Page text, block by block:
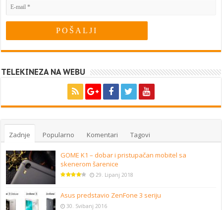
TELEKINEZA NA WEBU
Zadnje Popularno Komentari Tagovi
GOME K1 – dobar i pristupačan mobitel sa
skenerom šarenice
29. Lipanj 2018
Asus predstavio ZenFone 3 seriju
30. Svibanj 2016